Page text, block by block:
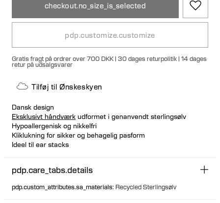
checkout.no_size_is_selected
pdp.customize.customize
Gratis fragt på ordrer over 700 DKK | 30 dages returpolitik | 14 dages
retur på udsalgsvarer
Tilføj til Ønskeskyen
Dansk design
Eksklusivt håndværk udformet i genanvendt sterlingsølv
Hypoallergenisk og nikkelfri
Kliklukning for sikker og behagelig pasform
Ideel til ear stacks
pdp.care_tabs.details
pdp.custom_attributes.sa_materials: Recycled Sterlingsølv